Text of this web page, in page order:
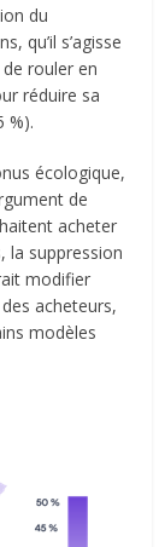
du
qu’il s’agisse
rouler en
réduire sa
%).
écologique,
de
acheter
la suppression
modifier
acheteurs,
modèles